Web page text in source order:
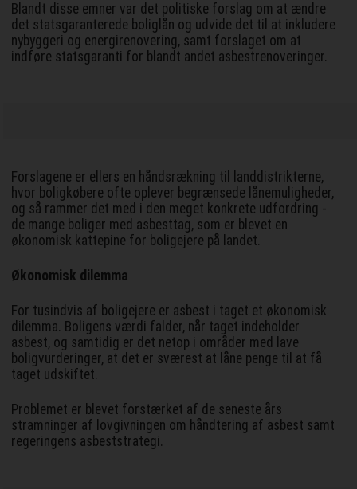
Blandt disse emner var det politiske forslag om at ændre
det statsgaranterede boliglån og udvide det til at inkludere
nybyggeri og energirenovering, samt forslaget om at
indføre statsgaranti for blandt andet asbestrenoveringer.
Forslagene er ellers en håndsrækning til landdistrikterne,
hvor boligkøbere ofte oplever begrænsede lånemuligheder,
og så rammer det med i den meget konkrete udfordring -
de mange boliger med asbesttag, som er blevet en
økonomisk kattepine for boligejere på landet.
Økonomisk dilemma
For tusindvis af boligejere er asbest i taget et økonomisk
dilemma. Boligens værdi falder, når taget indeholder
asbest, og samtidig er det netop i områder med lave
boligvurderinger, at det er sværest at låne penge til at få
taget udskiftet.
Problemet er blevet forstærket af de seneste års
stramninger af lovgivningen om håndtering af asbest samt
regeringens asbeststrategi.